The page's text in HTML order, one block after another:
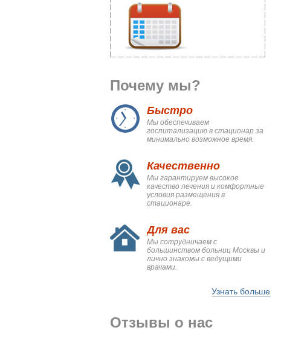
Почему мы?
Быстро
Мы обеспечиваем
госпитализацию в стационар за
минимально возможное время.
Качественно
Мы гарантируем высокое
качество лечения и комфортные
условия размещения в
стационаре.
Для вас
Мы сотрудничаем с
большинством больниц Москвы и
лично знакомы с ведущими
врачами.
Узнать больше
Отзывы о нас